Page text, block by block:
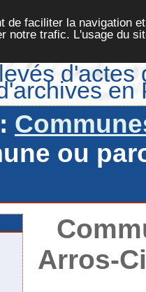
de faciliter la navigation
notre trafic. L'usage du
d'actes
en
ou
Arros-